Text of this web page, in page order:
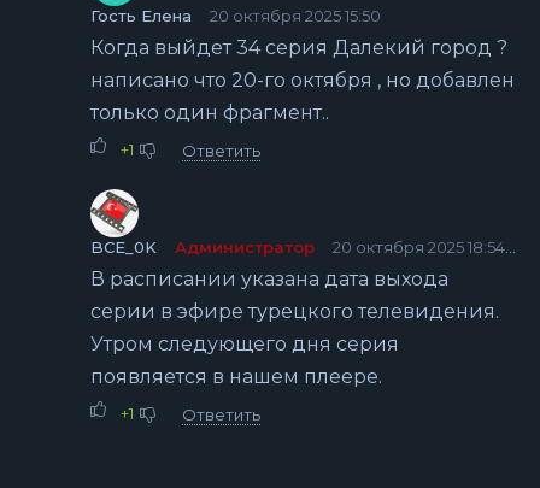
Гость Елена 20 октября 2025 15:50
Когда выйдет 34 серия Далекий город ?
написано что 20-го октября , но добавлен
только один фрагмент..
+1 Ответить
BCE_0K Администратор 20 октября 2025 18:54
В расписании указана дата выхода
серии в эфире турецкого телевидения.
Утром следующего дня серия
появляется в нашем плеере.
+1 Ответить